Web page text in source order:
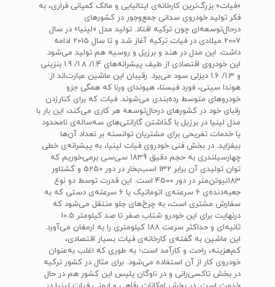
«فیات» بزرگ‌ترین کارخانه‌ی ایتالیایی و مالک کمپانی فراری، به
فکر تولید خودروی سدانی جمع‌وجور در کشورهای
درحال‌توسعه‌ای چون ترکیه افتاد. تولید مدل «لینیا» در سال
2007 میلادی در فیات ترکیه آغاز شد و تا سال 2015 ادامه
داشت. این مدل در هند و برزیل و روسیه هم تولید می‌شود.
این خودروی اقتصادی از طیف پیشرانه‌های 1.4/ 1.8/ 1.9 بنزینی
و 1.3/ 1.6 دیزلی سود می‌برد. رقیبان این ماشین عبارت‌اند از:
هوندا سیتی، فورد فیستا، هیوندای ورنا که همگی جزو
خودروهای متوسط رده‌بندی می‌شوند. فیات که برای کنارزدن
رقبای خود در کشورهای درحال‌توسعه هر کاری می‌کند، این بار با
مدل لینیا در برزیل با گذاشتن گارانتی‌های سه‌ساله‌ی نامحدود
یا خدمات تفریحی برای مشتریان توانسته بر تعداد آن‌ها
بیفزاید. در بخش فنی خودروی فیات لینیا، به پیشرانه‌ی خطی
چهارسیلندری به حجم دقیق 1839 سی‌سی برمی‌خوریم که
توان تولیدی آن برابر 132 اسب‌بخار در دور 5250 و گشتاور
183نیوتن‌متر در دور 4500 است. این قدرت توسط دو نوع
جعبه‌دنده‌ی 6 سرعته‌ی اتوماتیک یا 6 سرعته‌ی دستی که به
سفارش مشتری است، به چرخ‌های جلو منتقل می‌شود که
درنهایت برای این خودرو شتاب صفر تا صد کیلومتر 10.5
ثانیه‌ای و حداکثر سرعت 188 کیلومتری را به ارمغان می‌آورد.
این ماشین به گفته‌ی کارخانه‌ی فیات بسیار اقتصادی،
کم‌هزینه، راحت و کارآمد است؛ به طوری که اغلب به‌عنوان
خودروی کار از آن استفاده می‌شود. برای مثال در کشور ترکیه
در بخش تاکسی‌رانی و در ناوگان پلیس این کشور هم در حال